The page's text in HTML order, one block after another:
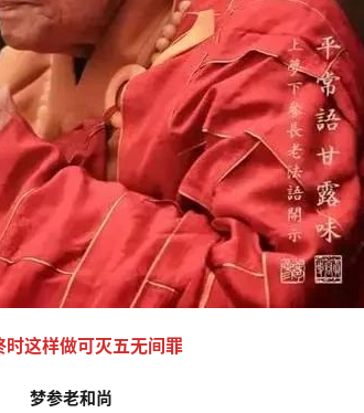
时这样做可灭五无间罪
梦参老和尚